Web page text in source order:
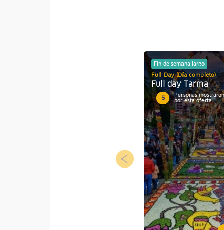
Fin de semana largo
Full Day (Día completo)
Full day Tarma
5
Personas
por esta oferta